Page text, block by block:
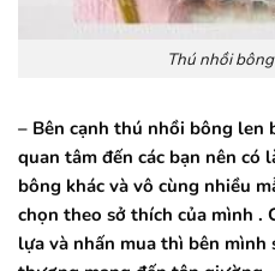
Thú nhồi
– Bên cạnh thú nhồi bông len
quan tâm đến các bạn nên có
bông khác và vô cùng nhiều
chọn theo sở thích của mình .
lựa và nhấn mua thì bên mình